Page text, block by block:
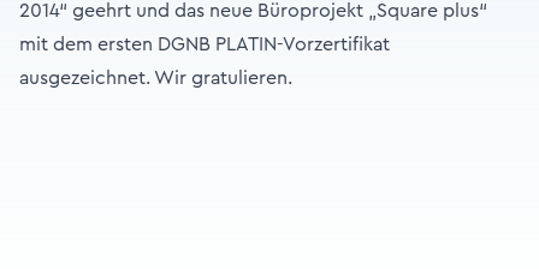
2014“ geehrt und das neue Büroprojekt „Square plus“
mit dem ersten DGNB PLATIN-Vorzertifikat
ausgezeichnet. Wir gratulieren.